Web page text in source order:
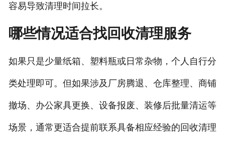
容易导致清理时间拉长。
哪些情况适合找回收清理服务
如果只是少量纸箱、塑料瓶或日常杂物，个人自行分
类处理即可。但如果涉及厂房腾退、仓库整理、商铺
撤场、办公家具更换、设备报废、装修后批量清运等
场景，通常更适合提前联系具备相应经验的回收清理